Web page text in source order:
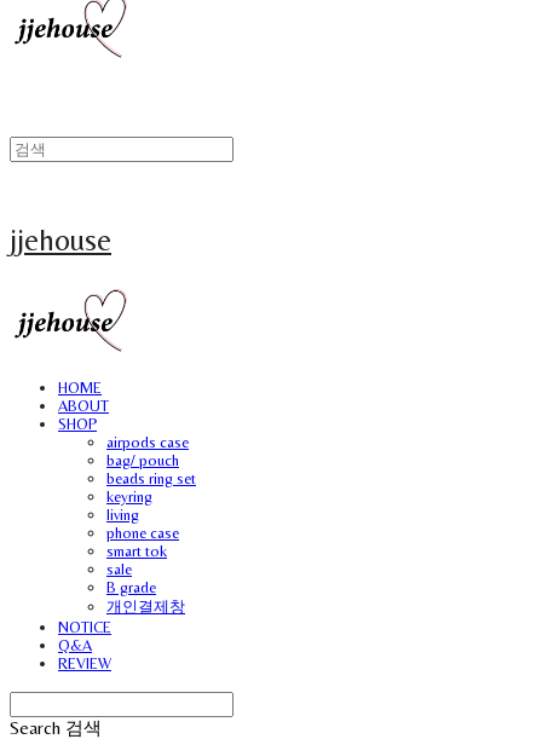
jjehouse
HOME
ABOUT
SHOP
airpods case
bag/ pouch
beads ring set
keyring
living
phone case
smart tok
sale
B grade
개인결제창
NOTICE
Q&A
REVIEW
Search 검색